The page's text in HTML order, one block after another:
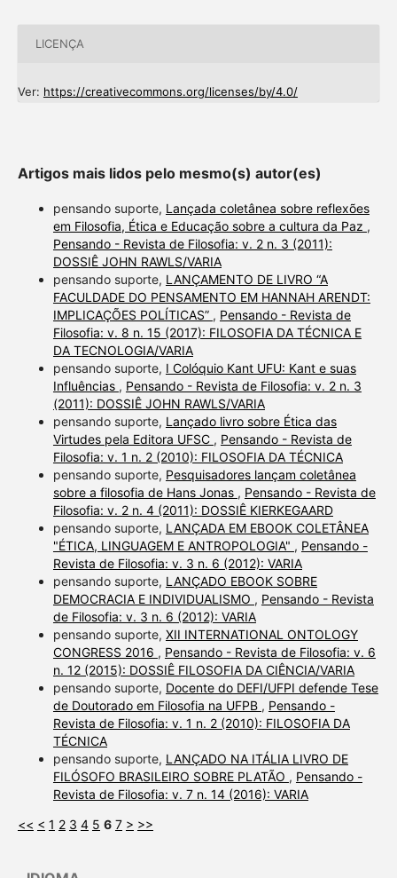
LICENÇA
Ver: https://creativecommons.org/licenses/by/4.0/
Artigos mais lidos pelo mesmo(s) autor(es)
pensando suporte, Lançada coletânea sobre reflexões
em Filosofia, Ética e Educação sobre a cultura da Paz ,
Pensando - Revista de Filosofia: v. 2 n. 3 (2011):
DOSSIÊ JOHN RAWLS/VARIA
pensando suporte, LANÇAMENTO DE LIVRO “A
FACULDADE DO PENSAMENTO EM HANNAH ARENDT:
IMPLICAÇÕES POLÍTICAS” , Pensando - Revista de
Filosofia: v. 8 n. 15 (2017): FILOSOFIA DA TÉCNICA E
DA TECNOLOGIA/VARIA
pensando suporte, I Colóquio Kant UFU: Kant e suas
Influências , Pensando - Revista de Filosofia: v. 2 n. 3
(2011): DOSSIÊ JOHN RAWLS/VARIA
pensando suporte, Lançado livro sobre Ética das
Virtudes pela Editora UFSC , Pensando - Revista de
Filosofia: v. 1 n. 2 (2010): FILOSOFIA DA TÉCNICA
pensando suporte, Pesquisadores lançam coletânea
sobre a filosofia de Hans Jonas , Pensando - Revista de
Filosofia: v. 2 n. 4 (2011): DOSSIÊ KIERKEGAARD
pensando suporte, LANÇADA EM EBOOK COLETÂNEA
"ÉTICA, LINGUAGEM E ANTROPOLOGIA" , Pensando -
Revista de Filosofia: v. 3 n. 6 (2012): VARIA
pensando suporte, LANÇADO EBOOK SOBRE
DEMOCRACIA E INDIVIDUALISMO , Pensando - Revista
de Filosofia: v. 3 n. 6 (2012): VARIA
pensando suporte, XII INTERNATIONAL ONTOLOGY
CONGRESS 2016 , Pensando - Revista de Filosofia: v. 6
n. 12 (2015): DOSSIÊ FILOSOFIA DA CIÊNCIA/VARIA
pensando suporte, Docente do DEFI/UFPI defende Tese
de Doutorado em Filosofia na UFPB , Pensando -
Revista de Filosofia: v. 1 n. 2 (2010): FILOSOFIA DA
TÉCNICA
pensando suporte, LANÇADO NA ITÁLIA LIVRO DE
FILÓSOFO BRASILEIRO SOBRE PLATÃO , Pensando -
Revista de Filosofia: v. 7 n. 14 (2016): VARIA
<< < 1 2 3 4 5 6 7 > >>